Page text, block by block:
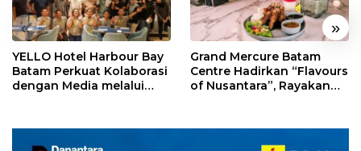
« »
YELLO Hotel Harbour Bay
Batam Perkuat Kolaborasi
dengan Media melalui
Grand Mercure Batam
Centre Hadirkan “Flavours
of Nusantara”, Rayakan